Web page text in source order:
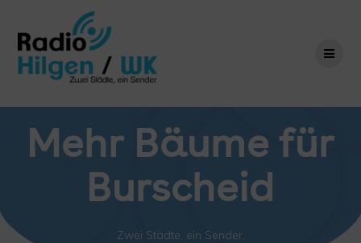
springen
Mehr Bäume für
Burscheid
Zwei Städte, ein Sender.